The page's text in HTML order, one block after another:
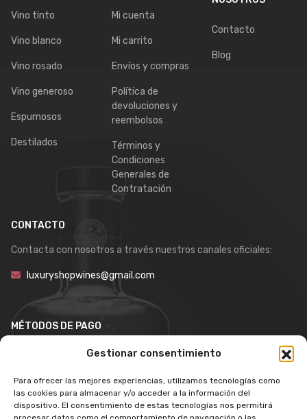
Gestionar consentimiento
Para ofrecer las mejores experiencias, utilizamos tecnologías como
las cookies para almacenar y/o acceder a la información del
dispositivo. El consentimiento de estas tecnologías nos permitirá
Vino tinto
Vino blanco
Vino rosado
Vino generoso
Espumosos
Destilados
Mi cuenta
Mi carrito
Envíos y compras
Política de
devoluciones y
reembolsos
Términos y
Condiciones
Generales de
Contratación
Contacto
Blog
CONTACTO
Contacta con nosotros a través nuestros canales oficiales:
luxuryshopwines@gmail.com
MÉTODOS DE PAGO